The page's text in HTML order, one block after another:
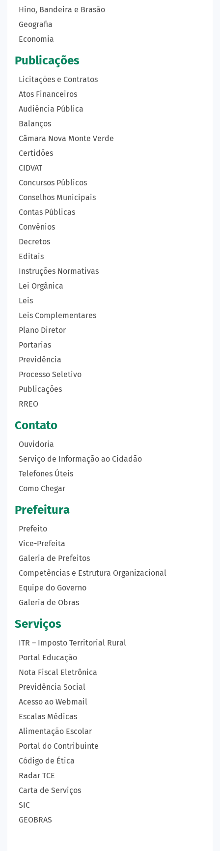
Hino, Bandeira e Brasão
Geografia
Economia
Publicações
Licitações e Contratos
Atos Financeiros
Audiência Pública
Balanços
Câmara Nova Monte Verde
Certidões
CIDVAT
Concursos Públicos
Conselhos Municipais
Contas Públicas
Convênios
Decretos
Editais
Instruções Normativas
Lei Orgânica
Leis
Leis Complementares
Plano Diretor
Portarias
Previdência
Processo Seletivo
Publicações
RREO
Contato
Ouvidoria
Serviço de Informação ao Cidadão
Telefones Úteis
Como Chegar
Prefeitura
Prefeito
Vice-Prefeita
Galeria de Prefeitos
Competências e Estrutura Organizacional
Equipe do Governo
Galeria de Obras
Serviços
ITR – Imposto Territorial Rural
Portal Educação
Nota Fiscal Eletrônica
Previdência Social
Acesso ao Webmail
Escalas Médicas
Alimentação Escolar
Portal do Contribuinte
Código de Ética
Radar TCE
Carta de Serviços
SIC
GEOBRAS